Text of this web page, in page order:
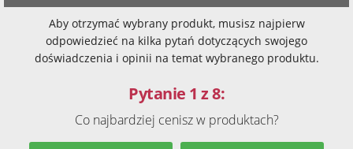
Aby otrzymać wybrany produkt, musisz najpierw
odpowiedzieć na kilka pytań dotyczących swojego
doświadczenia i opinii na temat wybranego produktu.
Pytanie 1 z 8:
Co najbardziej cenisz w produktach?